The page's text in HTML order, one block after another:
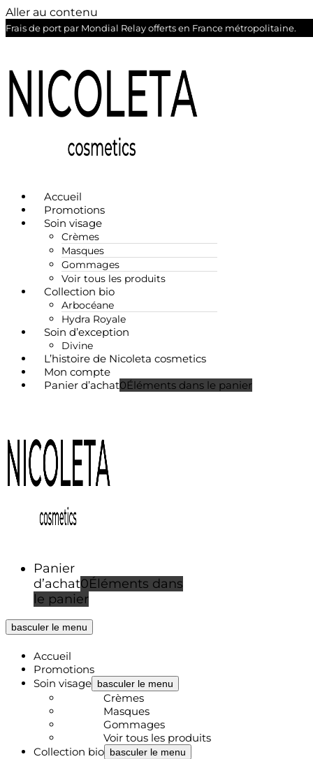
Aller au contenu
Frais de port par Mondial Relay offerts en France métropolitaine.
Accueil
Promotions
Soin visage
Crèmes
Masques
Gommages
Voir tous les produits
Collection bio
Arbocéane
Hydra Royale
Soin d’exception
Divine
L’histoire de Nicoleta cosmetics
Mon compte
Panier d’achat0Éléments dans le panier
Panier
d’achat0Éléments dans
le panier
basculer le menu
Accueil
Promotions
Soin visage basculer le menu
Crèmes
Masques
Gommages
Voir tous les produits
Collection bio basculer le menu